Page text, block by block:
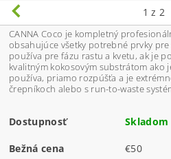
1 z 2
CANNA Coco je kompletný
obsahujúce všetky potrebné prvky
používa pre fázu rastu a kvetu, ak je
kvalitným kokosovým substrátom ako
používa, priamo rozpúšťa a je
črepníkoch alebo s run-to-waste
Dostupnosť Skladom
Bežná cena €50